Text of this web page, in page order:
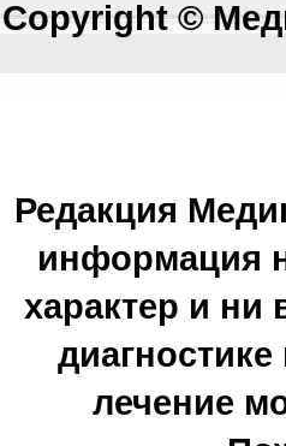
Copyright ©
Редакция
информация
характер и ни
лечение